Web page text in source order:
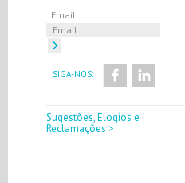
Email
SIGA-NOS:
Sugestões, Elogios e
Reclamações >